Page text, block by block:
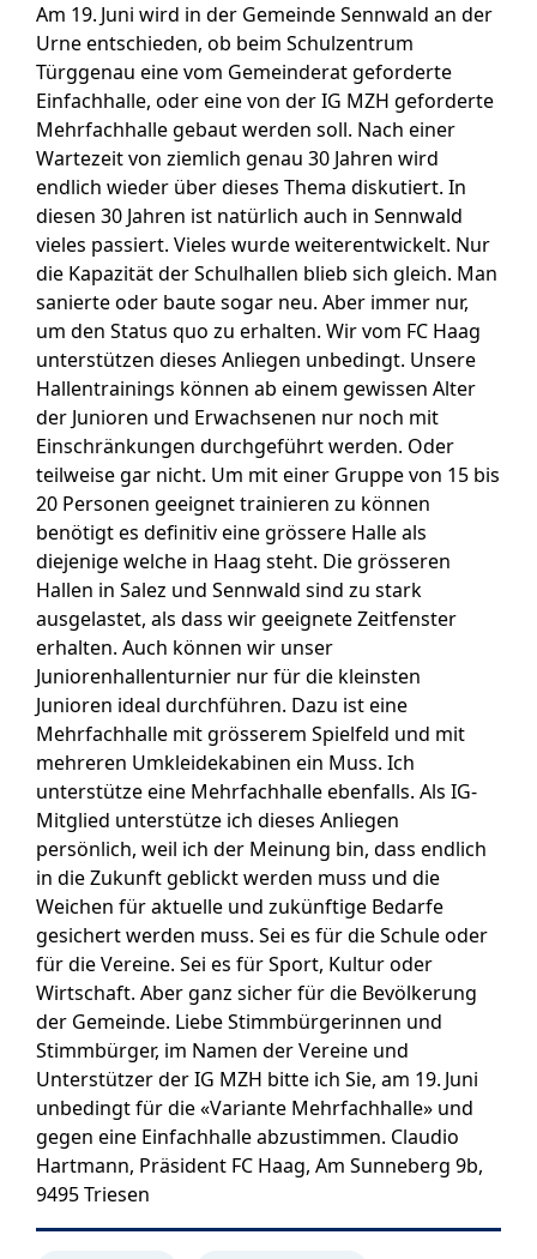
Am 19. Juni wird in der Gemeinde Sennwald an der
Urne entschieden, ob beim Schulzentrum
Türggenau eine vom Gemeinderat geforderte
Einfachhalle, oder eine von der IG MZH geforderte
Mehrfachhalle gebaut werden soll. Nach einer
Wartezeit von ziemlich genau 30 Jahren wird
endlich wieder über dieses Thema diskutiert. In
diesen 30 Jahren ist natürlich auch in Sennwald
vieles passiert. Vieles wurde weiterentwickelt. Nur
die Kapazität der Schulhallen blieb sich gleich. Man
sanierte oder baute sogar neu. Aber immer nur,
um den Status quo zu erhalten. Wir vom FC Haag
unterstützen dieses Anliegen unbedingt. Unsere
Hallentrainings können ab einem gewissen Alter
der Junioren und Erwachsenen nur noch mit
Einschränkungen durchgeführt werden. Oder
teilweise gar nicht. Um mit einer Gruppe von 15 bis
20 Personen geeignet trainieren zu können
benötigt es definitiv eine grössere Halle als
diejenige welche in Haag steht. Die grösseren
Hallen in Salez und Sennwald sind zu stark
ausgelastet, als dass wir geeignete Zeitfenster
erhalten. Auch können wir unser
Juniorenhallenturnier nur für die kleinsten
Junioren ideal durchführen. Dazu ist eine
Mehrfachhalle mit grösserem Spielfeld und mit
mehreren Umkleidekabinen ein Muss. Ich
unterstütze eine Mehrfachhalle ebenfalls. Als IG-
Mitglied unterstütze ich dieses Anliegen
persönlich, weil ich der Meinung bin, dass endlich
in die Zukunft geblickt werden muss und die
Weichen für aktuelle und zukünftige Bedarfe
gesichert werden muss. Sei es für die Schule oder
für die Vereine. Sei es für Sport, Kultur oder
Wirtschaft. Aber ganz sicher für die Bevölkerung
der Gemeinde. Liebe Stimmbürgerinnen und
Stimmbürger, im Namen der Vereine und
Unterstützer der IG MZH bitte ich Sie, am 19. Juni
unbedingt für die «Variante Mehrfachhalle» und
gegen eine Einfachhalle abzustimmen. Claudio
Hartmann, Präsident FC Haag, Am Sunneberg 9b,
9495 Triesen